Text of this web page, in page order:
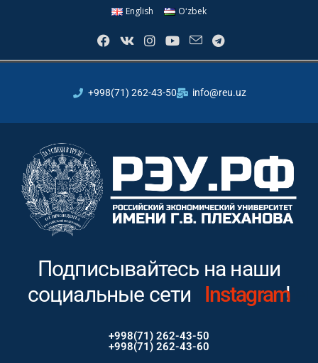
English Oʻzbek
+998(71) 262-43-50 info@reu.uz
Подписывайтесь на наши
социальные сети
Youtube!
+998(71) 262-43-50
+998(71) 262-43-60